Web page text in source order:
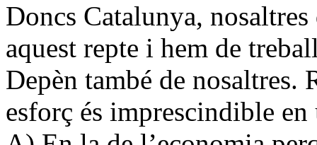
Doncs Catalunya,
aquest repte i hem de
Depèn també de nosaltres.
esforç és imprescindible en